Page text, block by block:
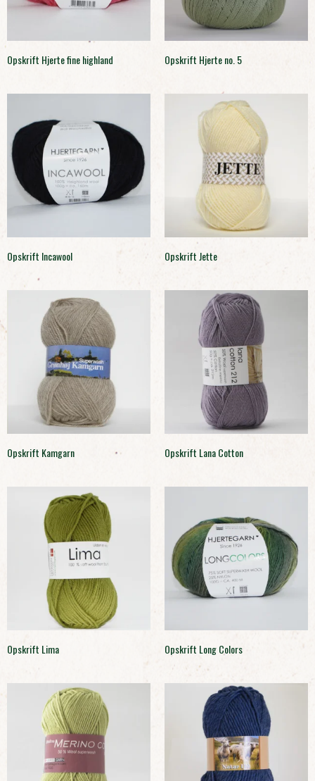
Opskrift Hjerte fine highland Opskrift Hjerte no. 5
Opskrift Incawool Opskrift Jette
Opskrift Kamgarn Opskrift Lana Cotton
Opskrift Lima Opskrift Long Colors